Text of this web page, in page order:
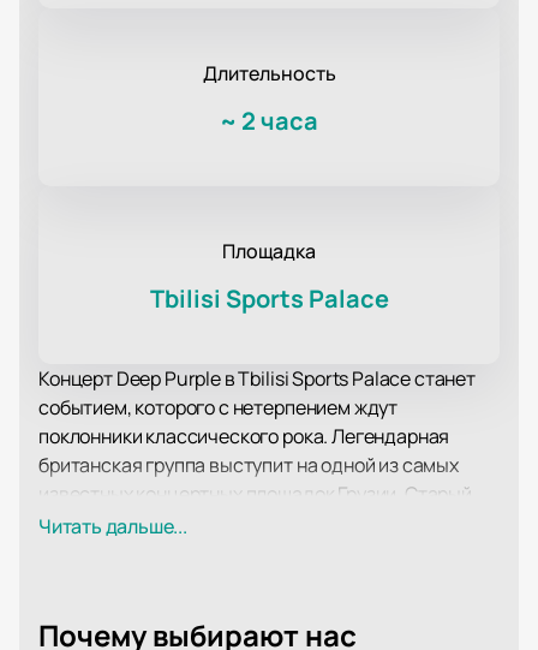
Длительность
~ 2 часа
Площадка
Tbilisi Sports Palace
Концерт Deep Purple в Tbilisi Sports Palace станет
событием, которого с нетерпением ждут
поклонники классического рока. Легендарная
британская группа выступит на одной из самых
известных концертных площадок Грузии. Старый
Дворец Спорта, расположенный в центре Тбилиси,
Deep Purple, образованная в 1968 году, является
Читать дальше...
Почему выбирают нас